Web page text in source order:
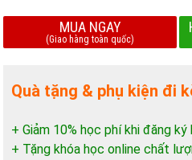
MUA NGAY
(Giao hàng toàn quốc)
Quà tặng & phụ kiện đi
+ Giảm 10% học phí khi đăng
+ Tặng khóa học online chất